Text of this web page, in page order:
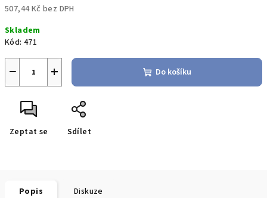
507,44 Kč bez DPH
cena:
Skladem
Kód: 471
+
− Do košíku
Zeptat se Sdílet
Popis Diskuze